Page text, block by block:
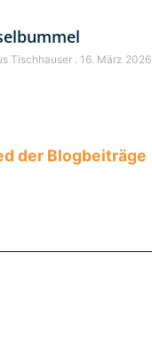
Tischhauser 16. März 2026
der Blogbeiträge